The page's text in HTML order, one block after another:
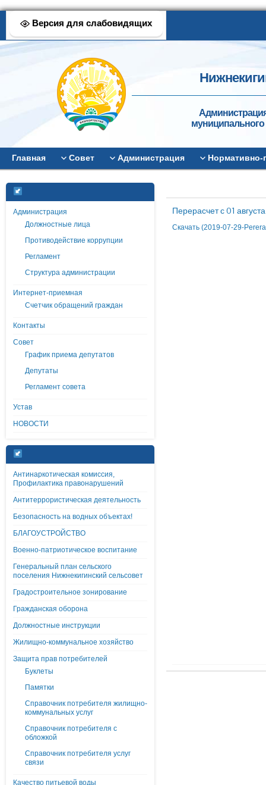
Версия для слабовидящих
муниципального
Главная Совет Администрация
Администрация
Должностные лица
Противодействие коррупции
Регламент
Структура администрации
Интернет-приемная
Счетчик обращений граждан
Контакты
Совет
График приема депутатов
Депутаты
Регламент совета
Устав
НОВОСТИ
Антинаркотическая комиссия,
Профилактика правонарушений
Антитеррористическая деятельность
Безопасность на водных объектах!
БЛАГОУСТРОЙСТВО
Военно-патриотическое воспитание
Генеральный план сельского
поселения Нижнекигинский сельсовет
Градостроительное зонирование
Гражданская оборона
Должностные инструкции
Жилищно-коммунальное хозяйство
Защита прав потребителей
Буклеты
Памятки
Справочник потребителя жилищно-
коммунальных услуг
Справочник потребителя с
обложкой
Справочник потребителя услуг
связи
Качество питьевой воды
Перерасчет с 01 августа
Скачать (2019-07-29-